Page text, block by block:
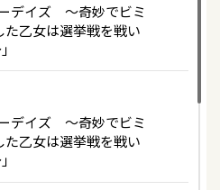
デイズ 〜奇妙でビミ
乙女は選挙戦を戦い
デイズ 〜奇妙でビミ
乙女は選挙戦を戦い